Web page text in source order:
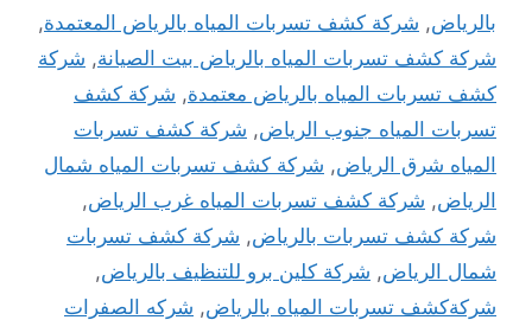
بالرياض, شركة كشف تسربات المياه بالرياض المعتمدة,
شركة كشف تسربات المياه بالرياض بيت الصيانة, شركة
كشف تسربات المياه بالرياض معتمدة, شركة كشف
تسربات المياه جنوب الرياض, شركة كشف تسربات
المياه شرق الرياض, شركة كشف تسربات المياه شمال
الرياض, شركة كشف تسربات المياه غرب الرياض,
شركة كشف تسربات بالرياض, شركة كشف تسربات
شمال الرياض, شركة كلين برو للتنظيف بالرياض,
شركةكشف تسربات المياه بالرياض, شركه الصفرات